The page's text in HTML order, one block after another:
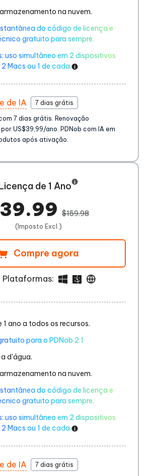
na nuvem.
do código de licença e
gratuito para sempre.
uso simultâneo em 2 dispositivos
Macs ou 1 de cada.
de IA 7 dias grátis
7 dias grátis. Renovação
US$39,99/ano. PDNob com IA em
após ativação.
de 1 Ano
$159.98
(Imposto Excl.)
Compre agora
Plataformas:
1 ano a todos os recursos.
para o PDNob 2.1
d'água.
na nuvem.
do código de licença e
gratuito para sempre.
uso simultâneo em 2 dispositivos
Macs ou 1 de cada.
de IA 7 dias grátis